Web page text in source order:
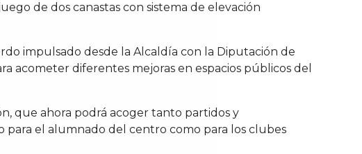
de dos canastas con sistema de elevación
impulsado desde la Alcaldía con la Diputación de
acometer diferentes mejoras en espacios públicos del
que ahora podrá acoger tanto partidos y
el alumnado del centro como para los clubes